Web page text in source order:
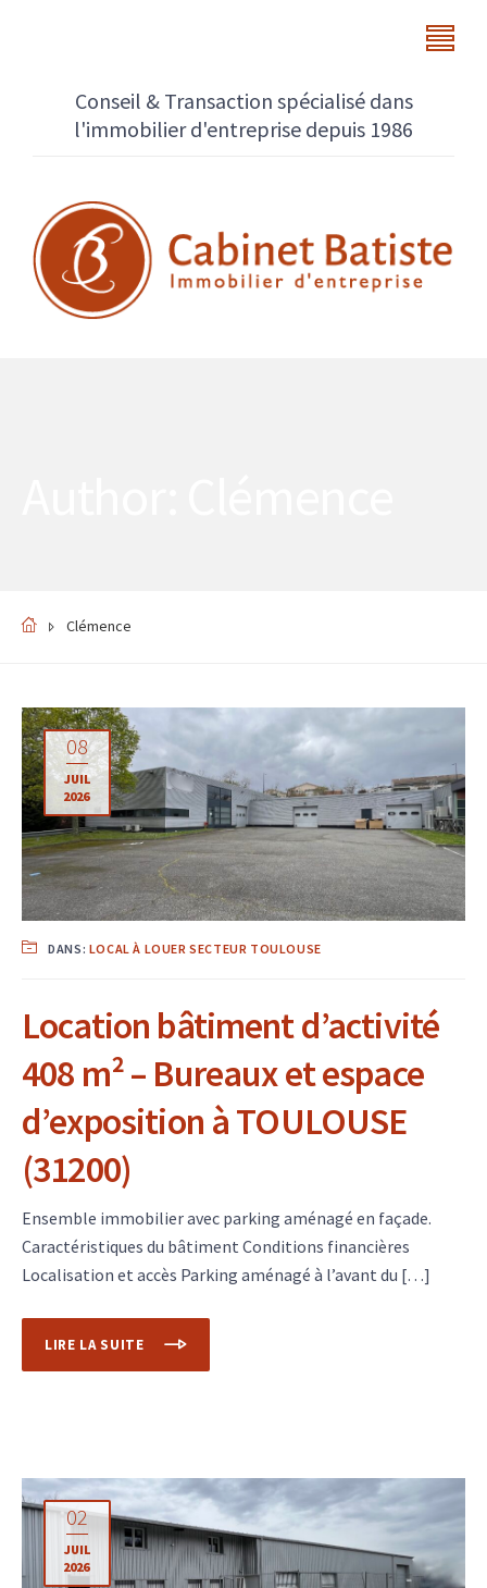
Conseil & Transaction spécialisé dans
l'immobilier d'entreprise depuis 1986
Clémence
08
JUIL
2026
DANS: LOCAL À LOUER SECTEUR TOULOUSE
Location bâtiment d’activité
408 m² – Bureaux et espace
d’exposition à TOULOUSE
(31200)
Ensemble immobilier avec parking aménagé en façade.
Caractéristiques du bâtiment Conditions financières
Localisation et accès Parking aménagé à l’avant du […]
LIRE LA SUITE
02
JUIL
2026